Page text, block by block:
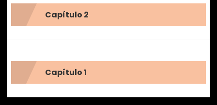
Capítulo 2
Capítulo 1